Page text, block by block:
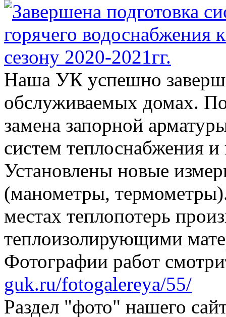
Наша УК успешно
обслуживаемых домах.
замена запорной
систем теплоснабжения
Установлены новые
(манометры,
местах теплопотерь
теплоизолирующими
Фотографии работ
guk.ru/fotogalereya/55/
Раздел "фото" нашего